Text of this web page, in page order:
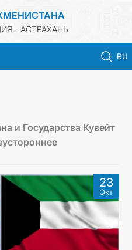
- АСТРАХАНЬ
RU
ПАСПОРТА
УСЛУГИ
и Государства Кувейт
23
Окт